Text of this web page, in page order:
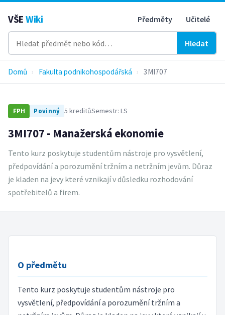
VŠE Wiki Předměty Učitelé
Hledat
Domů › Fakulta podnikohospodářská › 3MI707
FPH Povinný 5 kreditůSemestr: LS
3MI707 - Manažerská ekonomie
Tento kurz poskytuje studentům nástroje pro vysvětlení,
předpovídání a porozumění tržním a netržním jevům. Důraz
je kladen na jevy které vznikají v důsledku rozhodování
spotřebitelů a firem.
O předmětu
Tento kurz poskytuje studentům nástroje pro
vysvětlení, předpovídání a porozumění tržním a